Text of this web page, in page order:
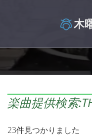
木
楽曲提供検索
23件見つかりました